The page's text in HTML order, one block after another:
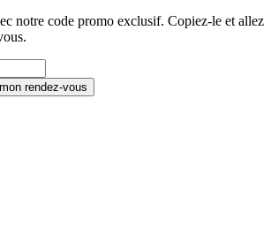
notre code promo exclusif. Copiez-le et allez
rendez-vous